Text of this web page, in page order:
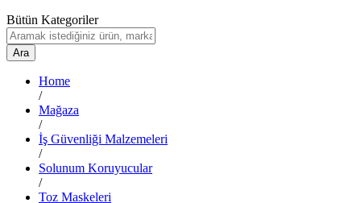
Bütün Kategoriler
Ara
Home
/
Mağaza
/
İş Güvenliği Malzemeleri
/
Solunum Koruyucular
/
Toz Maskeleri